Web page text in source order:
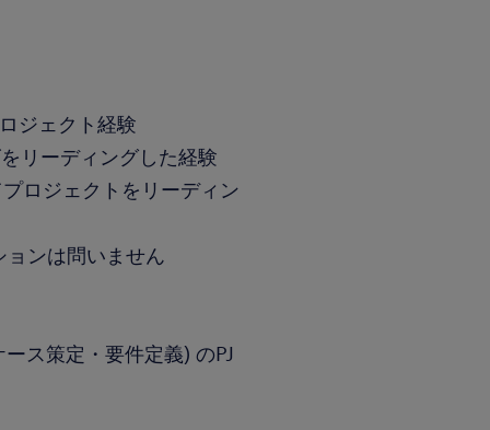
ジェクト経験
リーディングした経験
ロジェクトをリーディン
ンは問いません
ス策定・要件定義) のPJ